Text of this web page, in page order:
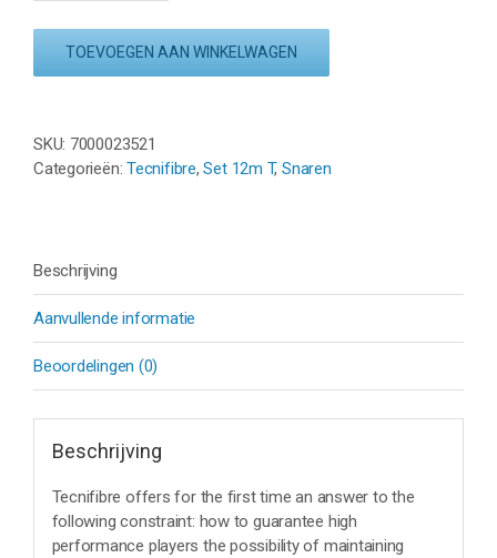
-
SET
12M
TOEVOEGEN AAN WINKELWAGEN
SKU: 7000023521
Categorieën:Tecnifibre,Set 12m T, Snaren
Beschrijving
Aanvullende informatie
Beoordelingen (0)
Beschrijving
Tecnifibre offers for the first time an answer to the
following constraint: how to guarantee high
performance players the possibility of maintaining